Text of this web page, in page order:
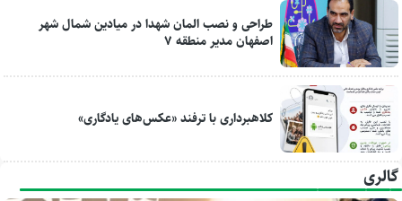
طراحی و نصب المان شهدا در میادین شمال شهر
اصفهان مدیر منطقه ۷
کلاهبرداری با ترفند «عکس‌های یادگاری»
گالری